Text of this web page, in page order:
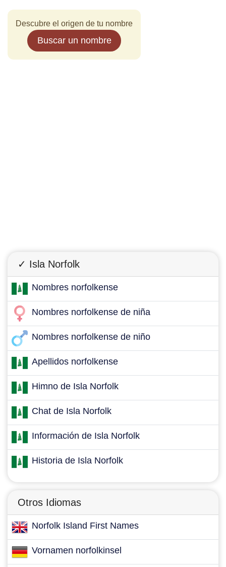
Descubre el origen de tu nombre
Buscar un nombre
✓ Isla Norfolk
Nombres norfolkense
Nombres norfolkense de niña
Nombres norfolkense de niño
Apellidos norfolkense
Himno de Isla Norfolk
Chat de Isla Norfolk
Información de Isla Norfolk
Historia de Isla Norfolk
Otros Idiomas
Norfolk Island First Names
Vornamen norfolkinsel